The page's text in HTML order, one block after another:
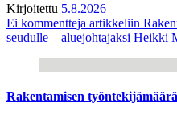
Kirjoitettu 5.8.2026
Ei kommentteja artikkeliin
seudulle – aluejohtajaksi Heikki
Rakentamisen